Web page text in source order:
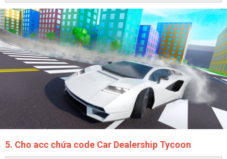
5. Cho acc chứa code Car Dealership Tycoon